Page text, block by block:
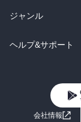
BL・TL
雑誌・グラビア
BL・TL
ラノベ
雑誌・グラビア
総合
ラノベ
ジャンル
コミック
ライトノベル
ヘルプ&サポート
よくあるご質問
会社情報